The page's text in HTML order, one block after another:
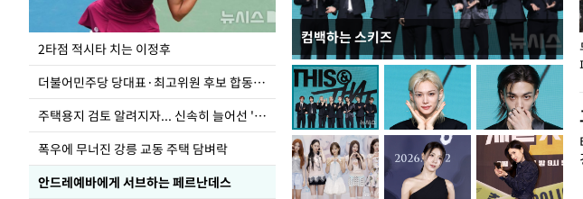
2타점 적시타 치는 이정후
더불어민주당 당대표·최고위원 후보 합동연설회
주택용지 검토 알려지자... 신속히 늘어선 '근조화환'
폭우에 무너진 강릉 교동 주택 담벼락
안드레예바에게 서브하는 페르난데스
컴백하는 스키즈
청와대 일주일